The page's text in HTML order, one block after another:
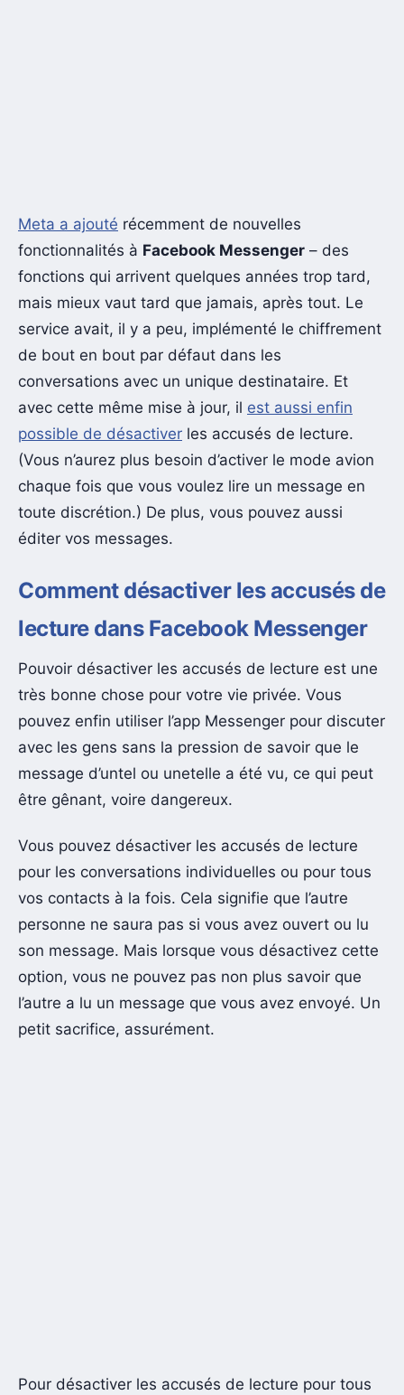
Meta a ajouté récemment de nouvelles
fonctionnalités à Facebook Messenger – des
fonctions qui arrivent quelques années trop tard,
mais mieux vaut tard que jamais, après tout. Le
service avait, il y a peu, implémenté le chiffrement
de bout en bout par défaut dans les
conversations avec un unique destinataire. Et
avec cette même mise à jour, il est aussi enfin
possible de désactiver les accusés de lecture.
(Vous n’aurez plus besoin d’activer le mode avion
chaque fois que vous voulez lire un message en
toute discrétion.) De plus, vous pouvez aussi
éditer vos messages.
Comment désactiver les accusés de
lecture dans Facebook Messenger
Pouvoir désactiver les accusés de lecture est une
très bonne chose pour votre vie privée. Vous
pouvez enfin utiliser l’app Messenger pour discuter
avec les gens sans la pression de savoir que le
message d’untel ou unetelle a été vu, ce qui peut
être gênant, voire dangereux.
Vous pouvez désactiver les accusés de lecture
pour les conversations individuelles ou pour tous
vos contacts à la fois. Cela signifie que l’autre
personne ne saura pas si vous avez ouvert ou lu
son message. Mais lorsque vous désactivez cette
option, vous ne pouvez pas non plus savoir que
l’autre a lu un message que vous avez envoyé. Un
petit sacrifice, assurément.
Pour désactiver les accusés de lecture pour tous